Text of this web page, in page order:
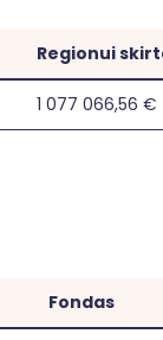
Regionui
1 077 066,56 €
Fondas